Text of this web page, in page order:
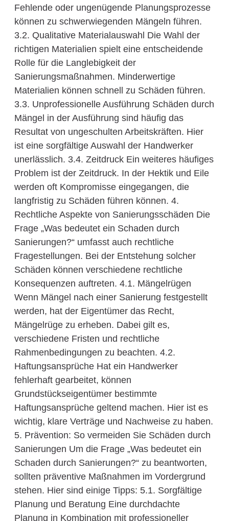
Fehlende oder ungenügende Planungsprozesse
können zu schwerwiegenden Mängeln führen.
3.2. Qualitative Materialauswahl Die Wahl der
richtigen Materialien spielt eine entscheidende
Rolle für die Langlebigkeit der
Sanierungsmaßnahmen. Minderwertige
Materialien können schnell zu Schäden führen.
3.3. Unprofessionelle Ausführung Schäden durch
Mängel in der Ausführung sind häufig das
Resultat von ungeschulten Arbeitskräften. Hier
ist eine sorgfältige Auswahl der Handwerker
unerlässlich. 3.4. Zeitdruck Ein weiteres häufiges
Problem ist der Zeitdruck. In der Hektik und Eile
werden oft Kompromisse eingegangen, die
langfristig zu Schäden führen können. 4.
Rechtliche Aspekte von Sanierungsschäden Die
Frage „Was bedeutet ein Schaden durch
Sanierungen?“ umfasst auch rechtliche
Fragestellungen. Bei der Entstehung solcher
Schäden können verschiedene rechtliche
Konsequenzen auftreten. 4.1. Mängelrügen
Wenn Mängel nach einer Sanierung festgestellt
werden, hat der Eigentümer das Recht,
Mängelrüge zu erheben. Dabei gilt es,
verschiedene Fristen und rechtliche
Rahmenbedingungen zu beachten. 4.2.
Haftungsansprüche Hat ein Handwerker
fehlerhaft gearbeitet, können
Grundstückseigentümer bestimmte
Haftungsansprüche geltend machen. Hier ist es
wichtig, klare Verträge und Nachweise zu haben.
5. Prävention: So vermeiden Sie Schäden durch
Sanierungen Um die Frage „Was bedeutet ein
Schaden durch Sanierungen?“ zu beantworten,
sollten präventive Maßnahmen im Vordergrund
stehen. Hier sind einige Tipps: 5.1. Sorgfältige
Planung und Beratung Eine durchdachte
Planung in Kombination mit professioneller